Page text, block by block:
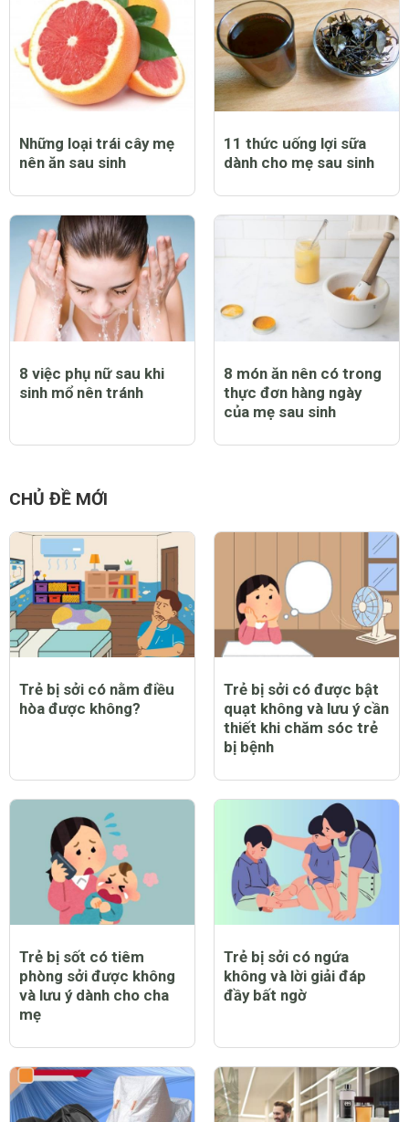
Những loại trái cây mẹ
nên ăn sau sinh
11 thức uống lợi sữa
dành cho mẹ sau sinh
8 việc phụ nữ sau khi
sinh mổ nên tránh
8 món ăn nên có trong
thực đơn hàng ngày
của mẹ sau sinh
CHỦ ĐỀ MỚI
Trẻ bị sởi có nằm điều
hòa được không?
Trẻ bị sởi có được bật
quạt không và lưu ý cần
thiết khi chăm sóc trẻ
bị bệnh
Trẻ bị sốt có tiêm
phòng sởi được không
và lưu ý dành cho cha
mẹ
Trẻ bị sởi có ngứa
không và lời giải đáp
đầy bất ngờ